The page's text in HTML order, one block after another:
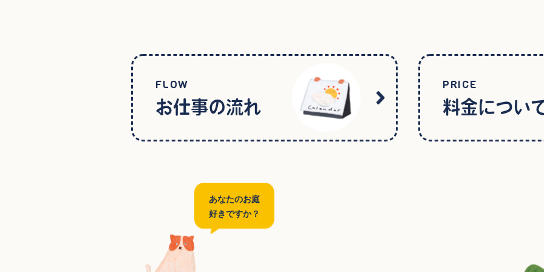
FLOW
お仕事の流れ
PRICE
料金につい
あなたのお庭
好きですか？